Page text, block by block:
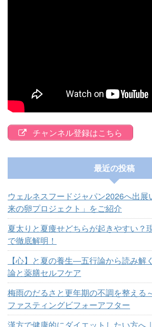
チャンネル登録はこちら
最近の投稿
ウェルネスフードジャパン2026へ出展
来の卵プロジェクト」をご紹介
夏太りと夏痩せどちらが起きやすい？
で徹底解明！
【心】と夏の養生―五行論から読み解
論と薬膳セルフケア
梅雨のだるさと更年期の不調を整える
ファスティングビフォーアフター